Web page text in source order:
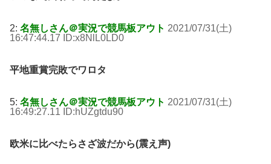
2: 名無しさん＠実況で競馬板アウト 2021/07/31(土)
16:47:44.17 ID:x8NlL0LD0
平地重賞完敗でワロタ
5: 名無しさん＠実況で競馬板アウト 2021/07/31(土)
16:49:27.11 ID:hUZgtdu90
欧米に比べたらさざ波だから(震え声)